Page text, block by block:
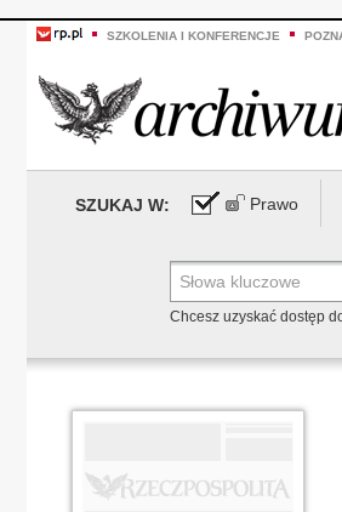
SZKOLENIA I KONFERENCJE
SZUKAJ W: Prawo
Chcesz uzyskać dostęp